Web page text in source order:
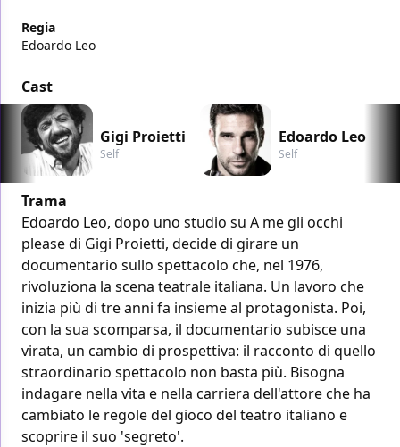
Regia
Edoardo Leo
Cast
Gigi Proietti
Self
Edoardo Leo
Self
Trama
Edoardo Leo, dopo uno studio su A me gli occhi
please di Gigi Proietti, decide di girare un
documentario sullo spettacolo che, nel 1976,
rivoluziona la scena teatrale italiana. Un lavoro che
inizia più di tre anni fa insieme al protagonista. Poi,
con la sua scomparsa, il documentario subisce una
virata, un cambio di prospettiva: il racconto di quello
straordinario spettacolo non basta più. Bisogna
indagare nella vita e nella carriera dell'attore che ha
cambiato le regole del gioco del teatro italiano e
scoprire il suo 'segreto'.